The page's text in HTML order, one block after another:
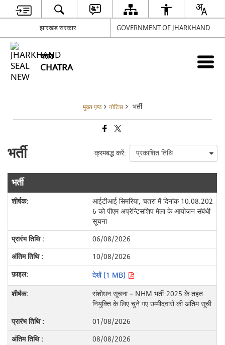
झारखंड सरकार GOVERNMENT OF JHARKHAND
चतरा
CHATRA
मुख्य पृष्ठ नोटिस भर्ती
भर्ती क्रमबद्ध करें:
भर्ती
आईटीआई सिमरिया, चतरा में दिनांक 10.08.202
6 को पीएम अप्रेन्टिसशिप मेला के आयोजन संबंधी
सूचना
06/08/2026
10/08/2026
देखें (1 MB)
संशोधन सूचना – NHM भर्ती-2025 के तहत
नियुक्ति के लिए चुने गए उम्मीदवारों की अंतिम सूची
01/08/2026
08/08/2026